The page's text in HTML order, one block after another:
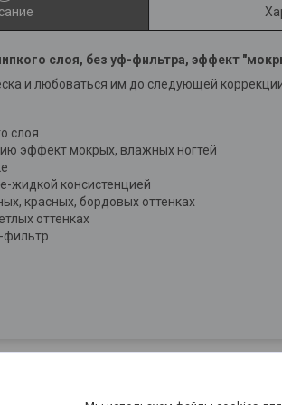
слоя, без уф-фильтра, эффект
и любоваться им до следующей
слоя
эффект мокрых, влажных ногтей
жидкой консистенцией
красных, бордовых оттенках
оттенках
фильтр